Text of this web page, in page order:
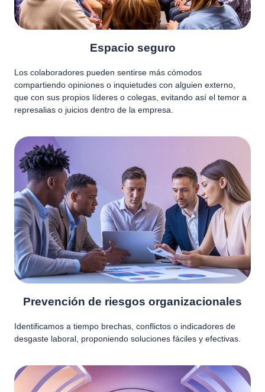
Espacio seguro
Los colaboradores pueden sentirse más cómodos
compartiendo opiniones o inquietudes con alguien externo,
que con sus propios líderes o colegas, evitando así el temor a
represalias o juicios dentro de la empresa.
Prevención de riesgos organizacionales
Identificamos a tiempo brechas, conflictos o indicadores de
desgaste laboral, proponiendo soluciones fáciles y efectivas.